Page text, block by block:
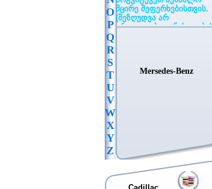
O
P
Q
R
S
T
U
V
W
X
Y
Z
მცირე შეფერხებისთვის.
(შეზღუდვა არ
ვრცელდება განცხადების
Mersedes-Benz